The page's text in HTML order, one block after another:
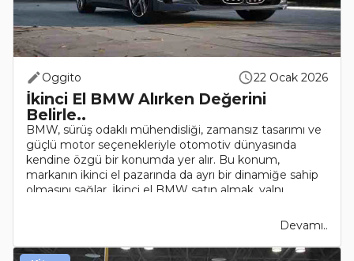
Oggito 22 Ocak 2026
İkinci El BMW Alırken Değerini
Belirle..
BMW, sürüş odaklı mühendisliği, zamansız tasarımı ve
güçlü motor seçenekleriyle otomotiv dünyasında
kendine özgü bir konumda yer alır. Bu konum,
markanın ikinci el pazarında da ayrı bir dinamiğe sahip
olmasını sağlar. İkinci el BMW satın almak, yalnı..
Devamı..